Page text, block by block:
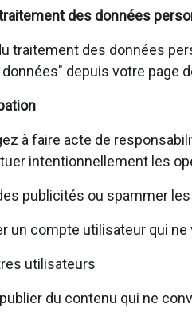
des données
traitement des données
depuis votre page
à faire acte de
intentionnellement les
publicités ou spammer
un compte utilisateur qui ne
utilisateurs
du contenu qui ne